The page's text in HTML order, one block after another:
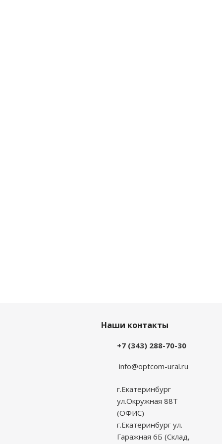
Наши контакты
+7 (343) 288-70-30
info@optcom-ural.ru
г.Екатеринбург
ул.Окружная 88Т
(ОФИС)
г.Екатеринбург ул.
Гаражная 6Б (Склад,